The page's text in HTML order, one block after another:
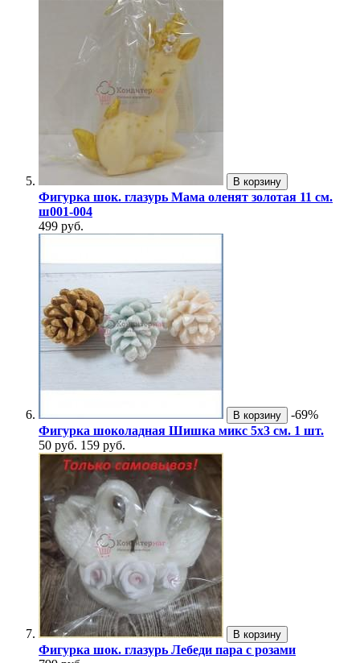
В корзину
Фигурка шок. глазурь Мама оленят золотая 11 см.
ш001-004
499 руб.
В корзину
-69%
Фигурка шоколадная Шишка микс 5х3 см. 1 шт.
50 руб. 159 руб.
В корзину
Фигурка шок. глазурь Лебеди пара с розами